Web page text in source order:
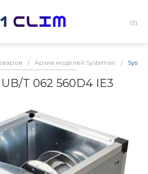
/ Архив моделей Systemair /
T 062 560D4 IE3